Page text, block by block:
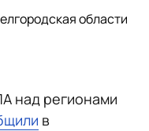
области
над регионами
в